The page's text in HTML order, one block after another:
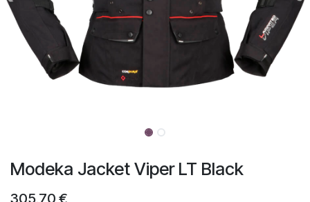
Modeka Jacket Viper LT Black
305,70 €